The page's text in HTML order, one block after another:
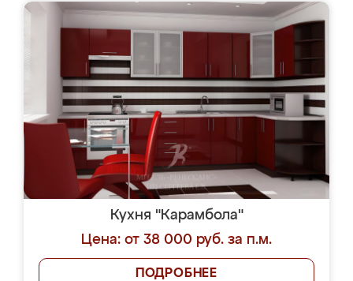
Кухня "Карамбола"
Цена: от 38 000 руб. за п.м.
ПОДРОБНЕЕ